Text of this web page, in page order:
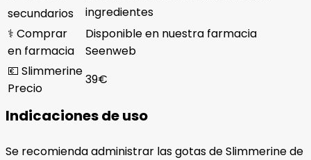
secundarios
ingredientes
⚕️ Comprar
en farmacia
Disponible en nuestra farmacia
Seenweb
💶 Slimmerine
Precio
39€
Indicaciones de uso
Se recomienda administrar las gotas de Slimmerine de